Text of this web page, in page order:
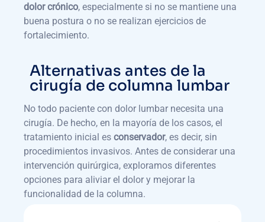
dolor crónico, especialmente si no se mantiene una
buena postura o no se realizan ejercicios de
fortalecimiento.
Alternativas antes de la
cirugía de columna lumbar
No todo paciente con dolor lumbar necesita una
cirugía. De hecho, en la mayoría de los casos, el
tratamiento inicial es conservador, es decir, sin
procedimientos invasivos. Antes de considerar una
intervención quirúrgica, exploramos diferentes
opciones para aliviar el dolor y mejorar la
funcionalidad de la columna.